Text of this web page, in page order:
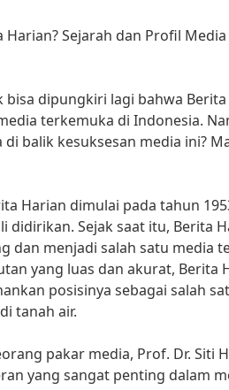
Harian? Sejarah dan Profil
bisa dipungkiri lagi bahwa
terkemuka di Indonesia.
di balik kesuksesan media ini?
Harian dimulai pada tahun
didirikan. Sejak saat itu, Berita
dan menjadi salah satu media
yang luas dan akurat, Berita
posisinya sebagai salah
tanah air.
pakar media, Prof. Dr. Siti
yang sangat penting dalam